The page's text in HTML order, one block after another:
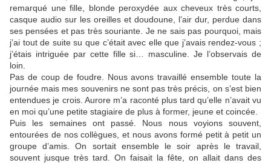
remarqué une fille, blonde peroxydée aux cheveux très courts,
casque audio sur les oreilles et doudoune, l’air dur, perdue dans
ses pensées et pas très souriante. Je ne sais pas pourquoi, mais
j’ai tout de suite su que c’était avec elle que j’avais rendez-vous ;
j’étais intriguée par cette fille si… masculine. Je l’observais de
loin.
Pas de coup de foudre. Nous avons travaillé ensemble toute la
journée mais mes souvenirs ne sont pas très précis, on s’est bien
entendues je crois. Aurore m’a raconté plus tard qu’elle n’avait vu
en moi qu’une petite stagiaire de plus à former, jeune et coincée.
Puis les semaines ont passé. Nous nous voyions souvent,
entourées de nos collègues, et nous avons formé petit à petit un
groupe d’amis. On sortait ensemble le soir après le travail,
souvent jusque très tard. On faisait la fête, on allait dans des